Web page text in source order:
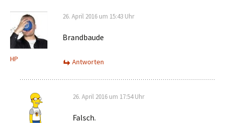
HP
26. April 2016 um 15:43 Uhr
Brandbaude
Antworten
26. April 2016 um 17:54 Uhr
Falsch.